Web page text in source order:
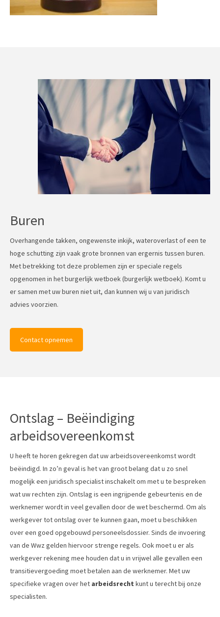
Buren
Overhangende takken, ongewenste inkijk, wateroverlast of een te
hoge schutting zijn vaak grote bronnen van ergernis tussen buren.
Met betrekking tot deze problemen zijn er speciale regels
opgenomen in het burgerlijk wetboek (burgerlijk wetboek). Komt u
er samen met uw buren niet uit, dan kunnen wij u van juridisch
advies voorzien.
Contact opnemen
Ontslag – Beëindiging
arbeidsovereenkomst
U heeft te horen gekregen dat uw arbeidsovereenkomst wordt
beëindigd. In zo’n geval is het van groot belang dat u zo snel
mogelijk een juridisch specialist inschakelt om met u te bespreken
wat uw rechten zijn. Ontslag is een ingrijpende gebeurtenis en de
werknemer wordt in veel gevallen door de wet beschermd. Om als
werkgever tot ontslag over te kunnen gaan, moet u beschikken
over een goed opgebouwd personeelsdossier. Sinds de invoering
van de Wwz gelden hiervoor strenge regels. Ook moet u er als
werkgever rekening mee houden dat u in vrijwel alle gevallen een
transitievergoeding moet betalen aan de werknemer. Met uw
specifieke vragen over het arbeidsrecht kunt u terecht bij onze
specialisten.